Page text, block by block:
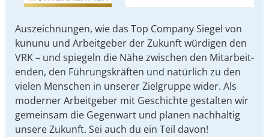
Auszeichnungen, wie das Top Company Siegel von
kununu und Arbeit­geber der Zukunft würdigen den
VRK – und spiegeln die Nähe zwischen den Mit­arbeit­
enden, den Führungs­kräften und natürlich zu den
vielen Menschen in unserer Ziel­gruppe wider. Als
moderner Arbeit­geber mit Ge­schichte gestalten wir
ge­mein­sam die Gegen­wart und planen nach­haltig
unsere Zu­kunft. Sei auch du ein Teil davon!